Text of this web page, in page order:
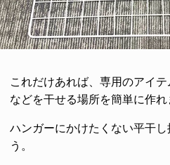
これだけあれば、専用のアイ
などを干せる場所を簡単に作れ
ハンガーにかけたくない平干
う。